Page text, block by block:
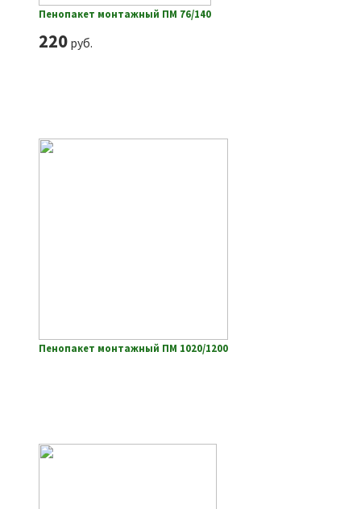
Пенопакет монтажный ПМ 76/140
220руб.
Пенопакет монтажный ПМ 1020/1200